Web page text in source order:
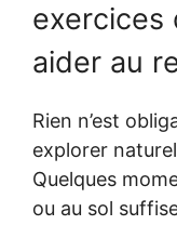
exercices
aider au
Rien n’est
explorer
Quelques
ou au sol